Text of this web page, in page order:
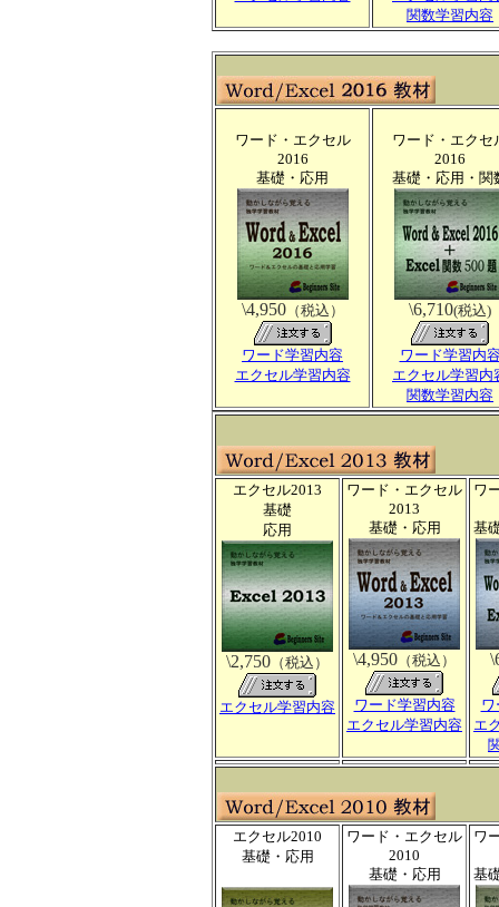
関数学習内容
ワード・エクセル
2016
基礎・応用
\4,950（税込）
ワード学習内容
エクセル学習内容
ワード・エクセ
2016
基礎・応用・関
\6,710(税込)
ワード学習内
エクセル学習内
関数学習内容
エクセル2013
基礎
応用
\2,750 （税込）
エクセル学習内容
ワード・エクセル
2013
基礎・応用
\4,950 （税込）
ワード学習内容
エクセル学習内容
ワ
基
エ
エクセル2010
基礎・応用
ワード・エクセル
2010
基礎・応用
ワ
基